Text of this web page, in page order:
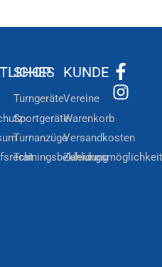
SHOP
Turngeräte
Sportgeräte
Turnanzüge
Trainingsbekleidung
KUNDE
Vereine
Warenkorb
Versandkosten